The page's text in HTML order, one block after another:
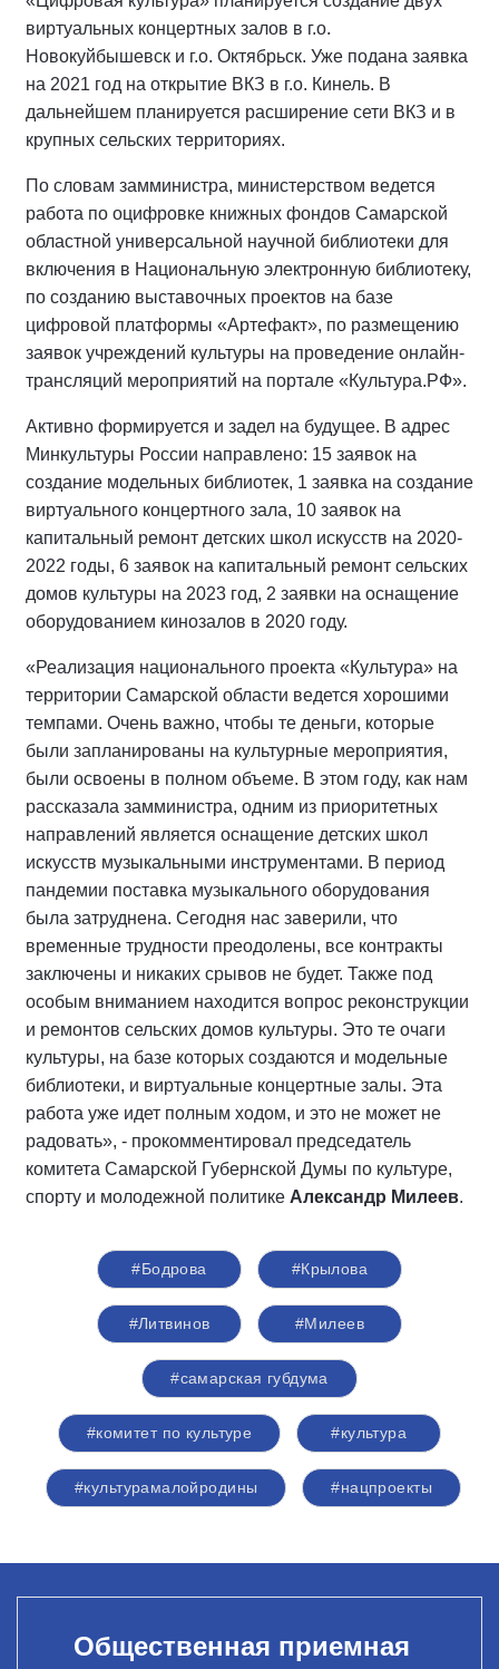
виртуальных концертных залов в г.о.
Новокуйбышевск и г.о. Октябрьск. Уже подана заявка
на 2021 год на открытие ВКЗ в г.о. Кинель. В
дальнейшем планируется расширение сети ВКЗ и в
крупных сельских территориях.
По словам замминистра, министерством ведется
работа по оцифровке книжных фондов Самарской
областной универсальной научной библиотеки для
включения в Национальную электронную библиотеку,
по созданию выставочных проектов на базе
цифровой платформы «Артефакт», по размещению
заявок учреждений культуры на проведение онлайн-
трансляций мероприятий на портале «Культура.РФ».
Активно формируется и задел на будущее. В адрес
Минкультуры России направлено: 15 заявок на
создание модельных библиотек, 1 заявка на создание
виртуального концертного зала, 10 заявок на
капитальный ремонт детских школ искусств на 2020-
2022 годы, 6 заявок на капитальный ремонт сельских
домов культуры на 2023 год, 2 заявки на оснащение
оборудованием кинозалов в 2020 году.
«Реализация национального проекта «Культура» на
территории Самарской области ведется хорошими
темпами. Очень важно, чтобы те деньги, которые
были запланированы на культурные мероприятия,
были освоены в полном объеме. В этом году, как нам
рассказала замминистра, одним из приоритетных
направлений является оснащение детских школ
искусств музыкальными инструментами. В период
пандемии поставка музыкального оборудования
была затруднена. Сегодня нас заверили, что
временные трудности преодолены, все контракты
заключены и никаких срывов не будет. Также под
особым вниманием находится вопрос реконструкции
и ремонтов сельских домов культуры. Это те очаги
культуры, на базе которых создаются и модельные
библиотеки, и виртуальные концертные залы. Эта
работа уже идет полным ходом, и это не может не
радовать», - прокомментировал председатель
комитета Самарской Губернской Думы по культуре,
спорту и молодежной политике Александр Милеев.
#Бодрова #Крылова
#Литвинов #Милеев
#самарская губдума
#комитет по культуре #культура
#культурамалойродины #нацпроекты
Общественная приемная